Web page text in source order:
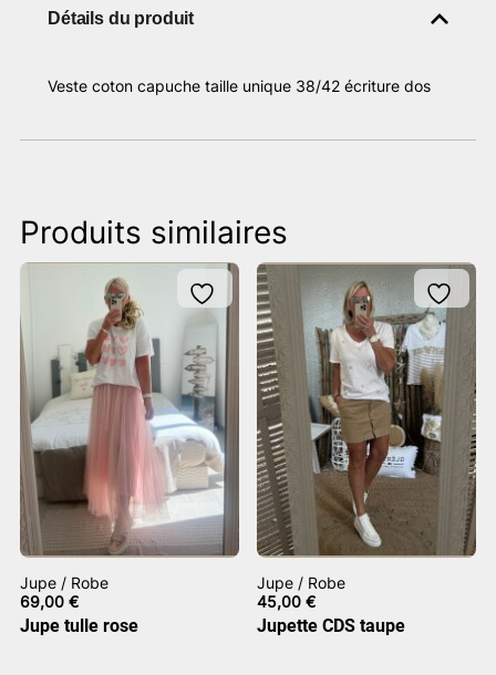
Détails du produit
Veste coton capuche taille unique 38/42 écriture dos
Produits similaires
Jupe / Robe
69,00 €
Jupe tulle rose
Jupe / Robe
45,00€
Jupette CDS taupe